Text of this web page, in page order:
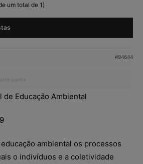
um total de 1)
#94644
de Educação Ambiental
ambiental os processos
o indivíduos e a coletividade